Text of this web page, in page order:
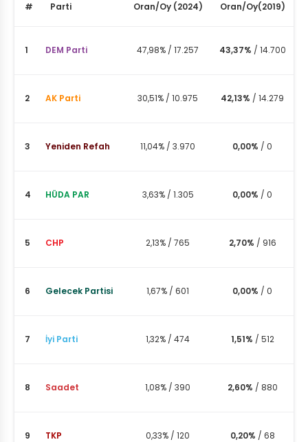
# Parti Oran/Oy (2024) Oran/Oy(2019)
1 DEM Parti 47,98% / 17.257 43,37% / 14.700
2 AK Parti 30,51% / 10.975 42,13% / 14.279
3 Yeniden Refah 11,04% / 3.970 0,00% / 0
4 HÜDA PAR 3,63% / 1.305 0,00% / 0
5 CHP 2,13% / 765 2,70% / 916
6 Gelecek Partisi 1,67% / 601 0,00% / 0
7 İyi Parti 1,32% / 474 1,51% / 512
8 Saadet 1,08% / 390 2,60% / 880
9 TKP 0,33% / 120 0,20% / 68